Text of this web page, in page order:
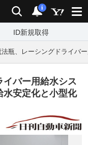
検索 通知
i
ID新規取得
法瓶、レーシングドライ
イバー用給水シス
安定化と小型化